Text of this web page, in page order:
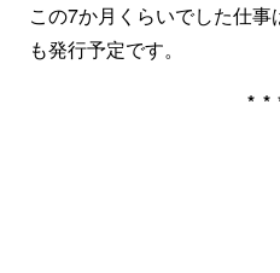
この7か月くらいでした仕
も発行予定です。